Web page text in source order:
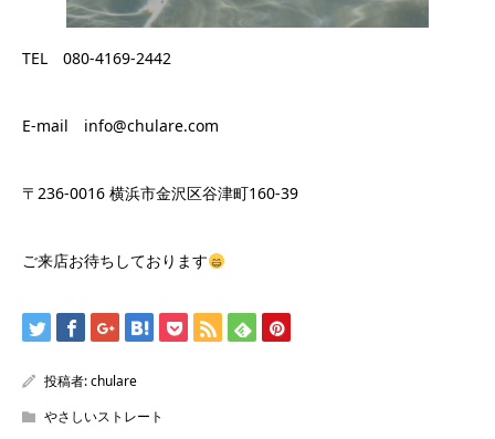
TEL 080-4169-2442
E-mail info@chulare.com
〒236-0016 横浜市金沢区谷津町160-39
ご来店お待ちしております
投稿者:chulare
やさしいストレート